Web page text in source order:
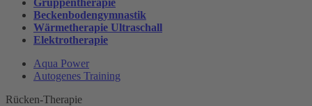
Beckenbodengymnastik
Wärmetherapie Ultraschall
Elektrotherapie
Aqua Power
Autogenes Training
Rücken-Therapie